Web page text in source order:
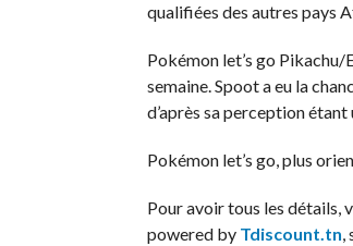
qualifiées des autres pays
Pokémon let’s go Pikachu/
semaine. Spoot a eu la
d’après sa perception
Pokémon let’s go, plus
Pour avoir tous les détails,
powered by Tdiscount.tn,